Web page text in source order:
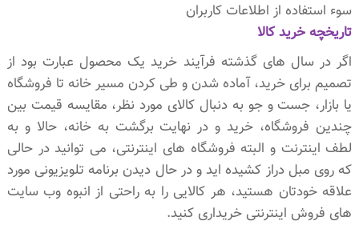
سوء استفاده از اطلاعات کاربران
تاریخچه خرید کالا
اگر در سال های گذشته فرآیند خرید یک محصول عبارت بود از
تصمیم برای خرید، آماده شدن و طی کردن مسیر خانه تا فروشگاه
یا بازار، جست و جو به دنبال کالای مورد نظر، مقایسه قیمت بین
چندین فروشگاه، خرید و در نهایت برگشت به خانه، حالا و به
لطف اینترنت و البته فروشگاه های اینترنتی، می توانید در حالی
که روی مبل دراز کشیده اید و در حال دیدن برنامه تلویزیونی مورد
علاقه خودتان هستید، هر کالایی را به راحتی از انبوه وب سایت
های فروش اینترنتی خریداری کنید.